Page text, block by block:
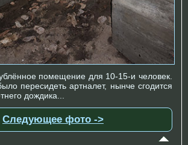
помещение для 10-15-и человек.
пересидеть артналет, нынче сгодится
дождика...
Следующее фото ->